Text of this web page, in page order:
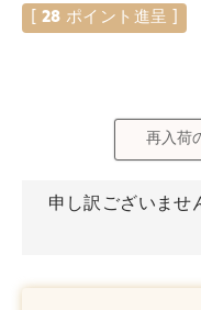
28 ポイント進呈 ]
再入荷
申し訳ございませ